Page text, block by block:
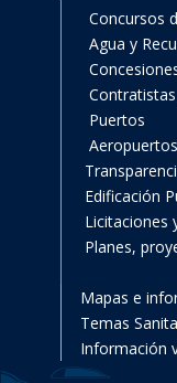
Concursos
Agua y
Puertos
Aeropuertos
Edificación
Licitaciones
Planes,
Mapas e
Temas
Información